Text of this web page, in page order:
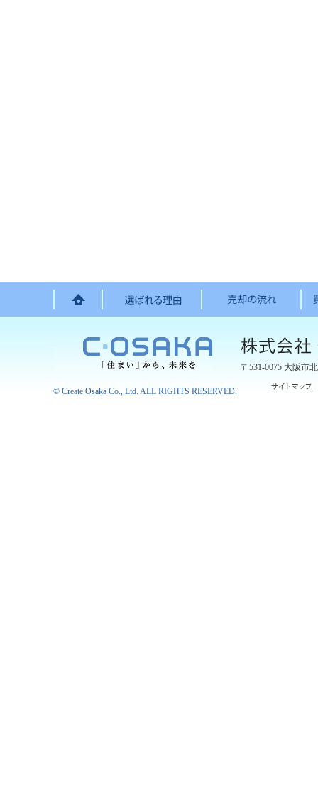
〒531-0075 大阪市
© Create Osaka Co., Ltd. ALL RIGHTS RESERVED.